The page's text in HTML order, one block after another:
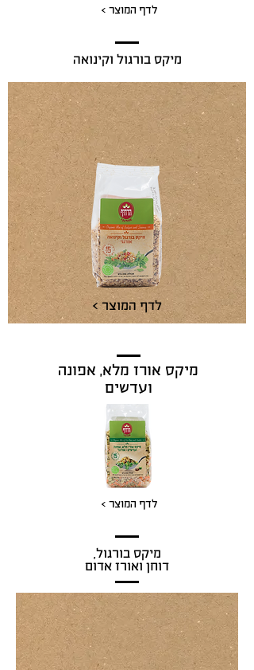
לדף המוצר >
מיקס בורגול וקינואה
לדף המוצר >
מיקס אורז מלא, אפונה
ועדשים
לדף המוצר >
מיקס בורגול,
דוחן ואורז אדום